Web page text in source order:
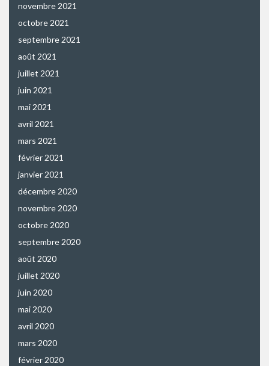
novembre 2021
octobre 2021
septembre 2021
août 2021
juillet 2021
juin 2021
mai 2021
avril 2021
mars 2021
février 2021
janvier 2021
décembre 2020
novembre 2020
octobre 2020
septembre 2020
août 2020
juillet 2020
juin 2020
mai 2020
avril 2020
mars 2020
février 2020